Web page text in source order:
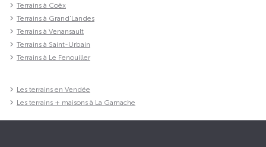
Terrains à Coëx
Terrains à Grand'Landes
Terrains à Venansault
Terrains à Saint-Urbain
Terrains à Le Fenouiller
Les terrains en Vendée
Les terrains + maisons à La Garnache